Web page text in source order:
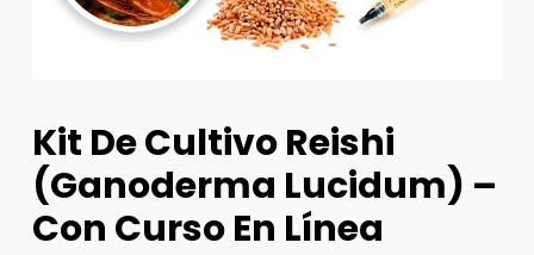
Kit De Cultivo Reishi
(Ganoderma Lucidum) –
Con Curso En Línea